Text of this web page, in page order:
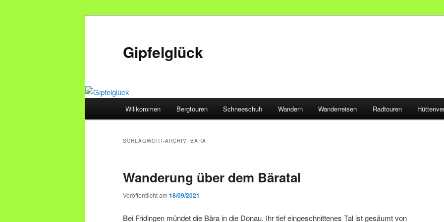
Gipfelglück
Willkommen Bergtouren Schneeschuh Wandern Wanderreisen Radtouren
SCHLAGWORT-ARCHIV: BÄRA
Wanderung über dem Bäratal
Veröffentlicht am 18/09/2021
Bei Fridingen mündet die Bära in die Donau. Ihr tief eingeschnittenes Tal ist gesäumt von